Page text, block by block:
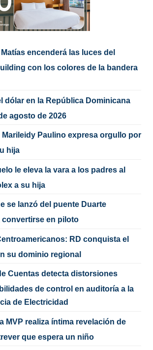
encenderá las luces del
con los colores de la bandera
dólar en la República Dominicana
agosto de 2026
Marileidy Paulino expresa orgullo por
hija
le eleva la vara a los padres al
a su hija
se lanzó del puente Duarte
convertirse en piloto
RD conquista el
su dominio regional
Cuentas detecta distorsiones
de control en auditoría a la
de Electricidad
MVP realiza íntima revelación de
que espera un niño